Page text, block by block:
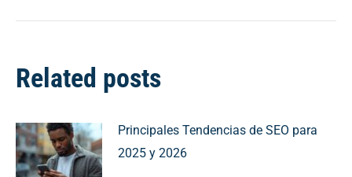
Related posts
Principales Tendencias de SEO para
2025 y 2026